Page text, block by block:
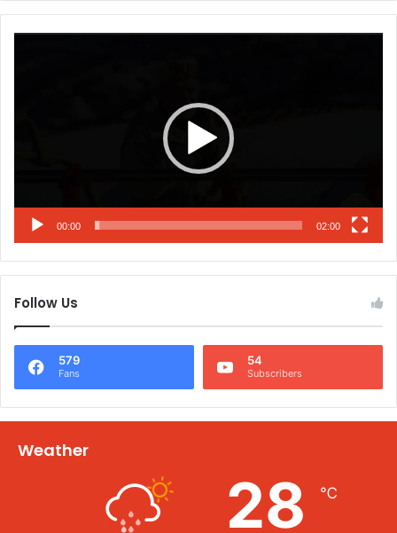
00:00 02:00
Follow Us
579
Fans
54
Subscribers
Weather
28 ℃